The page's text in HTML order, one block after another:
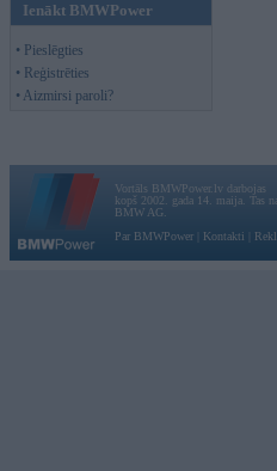
Ienākt BMWPower
• Pieslēgties
• Reģistrēties
• Aizmirsi paroli?
Vortāls BMWPower.lv darbojas
kopš 2002. gada 14. maija. Tas
BMW AG.
Par BMWPower
Kontakti